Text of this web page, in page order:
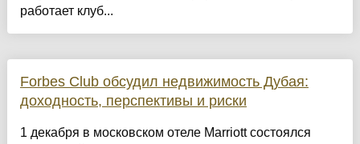
работает клуб...
Forbes Club обсудил недвижимость Дубая:
доходность, перспективы и риски
1 декабря в московском отеле Marriott состоялся